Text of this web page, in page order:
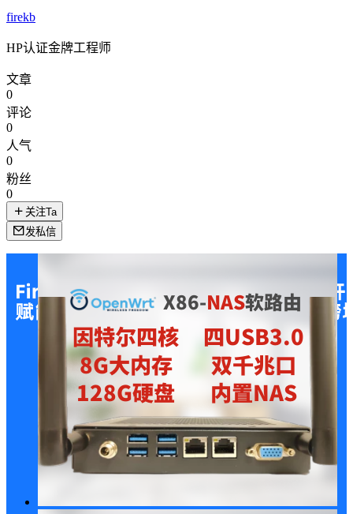
firekb
HP认证金牌工程师
文章
0
评论
0
人气
0
粉丝
0
关注Ta
发私信